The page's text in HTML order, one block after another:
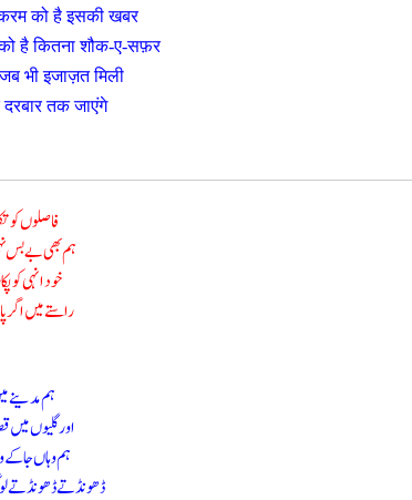
को है इसकी खबर
है कितना शौक-ए-सफ़र
भी इजाज़त मिली
तक जाएंगे
فاصلوں
ہم بھی بے بس
خود انہی
راستے میں
ہم مدینے
اور گلیوں
ہم وہاں جا
ڈھونڈتے ڈھونڈتے